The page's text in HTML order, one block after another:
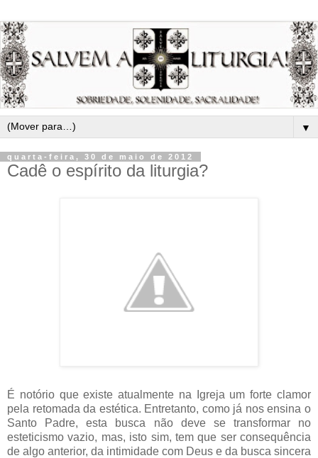
▼
quarta-feira, 30 de maio de 2012
Cadê o espírito da liturgia?
É notório que existe atualmente na Igreja um forte clamor
pela retomada da estética. Entretanto, como já nos ensina o
Santo Padre, esta busca não deve se transformar no
esteticismo vazio, mas, isto sim, tem que ser consequência
de algo anterior, da intimidade com Deus e da busca sincera